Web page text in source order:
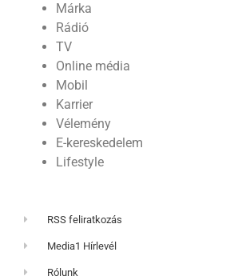
Márka
Rádió
TV
Online média
Mobil
Karrier
Vélemény
E-kereskedelem
Lifestyle
RSS feliratkozás
Media1 Hírlevél
Rólunk